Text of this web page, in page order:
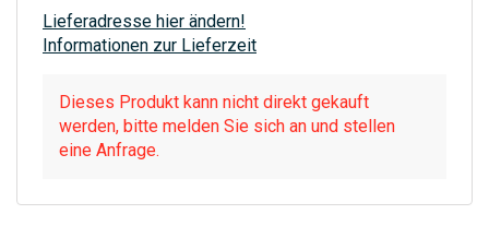
Lieferadresse hier ändern!
Informationen zur Lieferzeit
Dieses Produkt kann nicht direkt gekauft
werden, bitte melden Sie sich an und stellen
eine Anfrage.